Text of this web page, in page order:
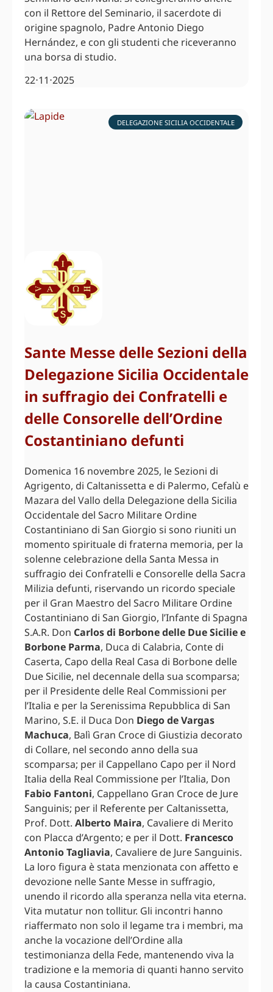
con il Rettore del Seminario, il sacerdote di
origine spagnolo, Padre Antonio Diego
Hernández, e con gli studenti che riceveranno
una borsa di studio.
22⋅11⋅2025
DELEGAZIONE SICILIA OCCIDENTALE
Sante Messe delle Sezioni della
Delegazione Sicilia Occidentale
in suffragio dei Confratelli e
delle Consorelle dell’Ordine
Costantiniano defunti
Domenica 16 novembre 2025, le Sezioni di
Agrigento, di Caltanissetta e di Palermo, Cefalù e
Mazara del Vallo della Delegazione della Sicilia
Occidentale del Sacro Militare Ordine
Costantiniano di San Giorgio si sono riuniti un
momento spirituale di fraterna memoria, per la
solenne celebrazione della Santa Messa in
suffragio dei Confratelli e Consorelle della Sacra
Milizia defunti, riservando un ricordo speciale
per il Gran Maestro del Sacro Militare Ordine
Costantiniano di San Giorgio, l’Infante di Spagna
S.A.R. Don Carlos di Borbone delle Due Sicilie e
Borbone Parma, Duca di Calabria, Conte di
Caserta, Capo della Real Casa di Borbone delle
Due Sicilie, nel decennale della sua scomparsa;
per il Presidente delle Real Commissioni per
l’Italia e per la Serenissima Repubblica di San
Marino, S.E. il Duca Don Diego de Vargas
Machuca, Balì Gran Croce di Giustizia decorato
di Collare, nel secondo anno della sua
scomparsa; per il Cappellano Capo per il Nord
Italia della Real Commissione per l’Italia, Don
Fabio Fantoni, Cappellano Gran Croce de Jure
Sanguinis; per il Referente per Caltanissetta,
Prof. Dott. Alberto Maira, Cavaliere di Merito
con Placca d’Argento; e per il Dott. Francesco
Antonio Tagliavia, Cavaliere de Jure Sanguinis.
La loro figura è stata menzionata con affetto e
devozione nelle Sante Messe in suffragio,
unendo il ricordo alla speranza nella vita eterna.
Vita mutatur non tollitur. Gli incontri hanno
riaffermato non solo il legame tra i membri, ma
anche la vocazione dell’Ordine alla
testimonianza della Fede, mantenendo viva la
tradizione e la memoria di quanti hanno servito
la causa Costantiniana.